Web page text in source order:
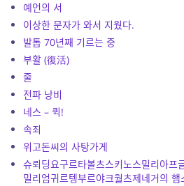
예언의 서
이상한 문자가 와서 지웠다.
발톱 70년째 기르는 중
부활 (復活)
줄
전파 낭비
네스 – 퀵!
속죄
위고돈씨의 사탕가게
슈뢰딩요구르타볼츠스키노스밀리아프
밀리엄귀르텡부르야크월츠제네거의 햄